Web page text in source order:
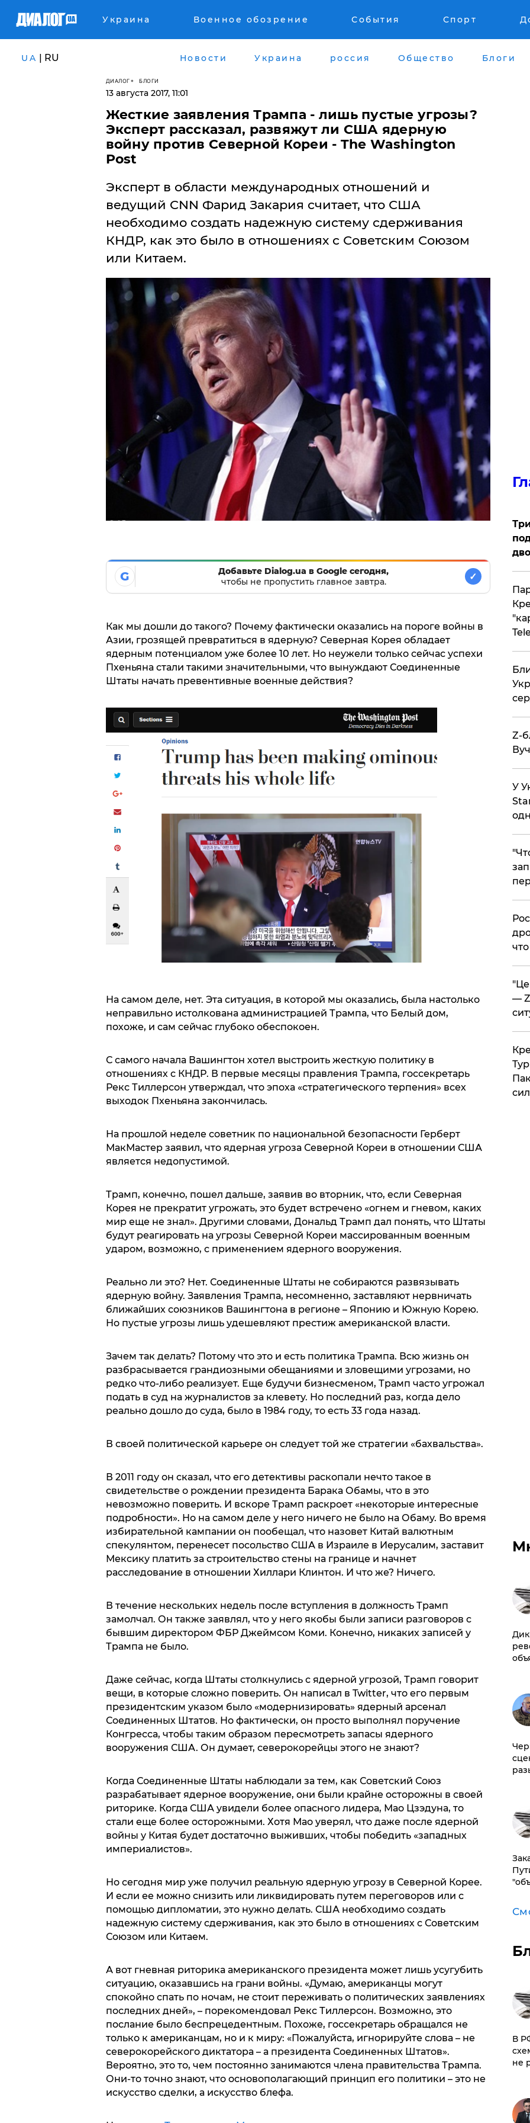
Украина Военное обозрение События Спорт
UA | RU Новости Украина россия Общество Блоги
ДИАЛОГ БЛОГИ
13 августа 2017, 11:01
Жесткие заявления Трампа - лишь пустые угрозы?
Эксперт рассказал, развяжут ли США ядерную
войну против Северной Кореи - The Washington
Post
Эксперт в области международных отношений и
ведущий CNN Фарид Закария считает, что США
необходимо создать надежную систему сдерживания
КНДР, как это было в отношениях с Советским Союзом
или Китаем.
G
Добавьте Dialog.ua в Google сегодня,
чтобы не пропустить главное завтра.
✓
Как мы дошли до такого? Почему фактически оказались на пороге войны в
Азии, грозящей превратиться в ядерную? Северная Корея обладает
ядерным потенциалом уже более 10 лет. Но неужели только сейчас успехи
Пхеньяна стали такими значительными, что вынуждают Соединенные
Штаты начать превентивные военные действия?
На самом деле, нет. Эта ситуация, в которой мы оказались, была настолько
неправильно истолкована администрацией Трампа, что Белый дом,
похоже, и сам сейчас глубоко обеспокоен.
С самого начала Вашингтон хотел выстроить жесткую политику в
отношениях с КНДР. В первые месяцы правления Трампа, госсекретарь
Рекс Тиллерсон утверждал, что эпоха «стратегического терпения» всех
выходок Пхеньяна закончилась.
На прошлой неделе советник по национальной безопасности Герберт
МакМастер заявил, что ядерная угроза Северной Кореи в отношении США
является недопустимой.
Трамп, конечно, пошел дальше, заявив во вторник, что, если Северная
Корея не прекратит угрожать, это будет встречено «огнем и гневом, каких
мир еще не знал». Другими словами, Дональд Трамп дал понять, что Штаты
будут реагировать на угрозы Северной Кореи массированным военным
ударом, возможно, с применением ядерного вооружения.
Реально ли это? Нет. Соединенные Штаты не собираются развязывать
ядерную войну. Заявления Трампа, несомненно, заставляют нервничать
ближайших союзников Вашингтона в регионе – Японию и Южную Корею.
Но пустые угрозы лишь удешевляют престиж американской власти.
Зачем так делать? Потому что это и есть политика Трампа. Всю жизнь он
разбрасывается грандиозными обещаниями и зловещими угрозами, но
редко что-либо реализует. Еще будучи бизнесменом, Трамп часто угрожал
подать в суд на журналистов за клевету. Но последний раз, когда дело
реально дошло до суда, было в 1984 году, то есть 33 года назад.
В своей политической карьере он следует той же стратегии «бахвальства».
В 2011 году он сказал, что его детективы раскопали нечто такое в
свидетельстве о рождении президента Барака Обамы, что в это
невозможно поверить. И вскоре Трамп раскроет «некоторые интересные
подробности». Но на самом деле у него ничего не было на Обаму. Во время
избирательной кампании он пообещал, что назовет Китай валютным
спекулянтом, перенесет посольство США в Израиле в Иерусалим, заставит
Мексику платить за строительство стены на границе и начнет
расследование в отношении Хиллари Клинтон. И что же? Ничего.
В течение нескольких недель после вступления в должность Трамп
замолчал. Он также заявлял, что у него якобы были записи разговоров с
бывшим директором ФБР Джеймсом Коми. Конечно, никаких записей у
Трампа не было.
Даже сейчас, когда Штаты столкнулись с ядерной угрозой, Трамп говорит
вещи, в которые сложно поверить. Он написал в Twitter, что его первым
президентским указом было «модернизировать» ядерный арсенал
Соединенных Штатов. Но фактически, он просто выполнял поручение
Конгресса, чтобы таким образом пересмотреть запасы ядерного
вооружения США. Он думает, северокорейцы этого не знают?
Когда Соединенные Штаты наблюдали за тем, как Советский Союз
разрабатывает ядерное вооружение, они были крайне осторожны в своей
риторике. Когда США увидели более опасного лидера, Мао Цзэдуна, то
стали еще более осторожными. Хотя Мао уверял, что даже после ядерной
войны у Китая будет достаточно выживших, чтобы победить «западных
империалистов».
Но сегодня мир уже получил реальную ядерную угрозу в Северной Корее.
И если ее можно снизить или ликвидировать путем переговоров или с
помощью дипломатии, это нужно делать. США необходимо создать
надежную систему сдерживания, как это было в отношениях с Советским
Союзом или Китаем.
А вот гневная риторика американского президента может лишь усугубить
ситуацию, оказавшись на грани войны. «Думаю, американцы могут
спокойно спать по ночам, не стоит переживать о политических заявлениях
последних дней», – порекомендовал Рекс Тиллерсон. Возможно, это
послание было беспрецедентным. Похоже, госсекретарь обращался не
только к американцам, но и к миру: «Пожалуйста, игнорируйте слова – не
северокорейского диктатора – а президента Соединенных Штатов».
Вероятно, это то, чем постоянно занимаются члена правительства Трампа.
Они-то точно знают, что основополагающий принцип его политики – это не
искусство сделки, а искусство блефа.
Z-
У
—
​В
не